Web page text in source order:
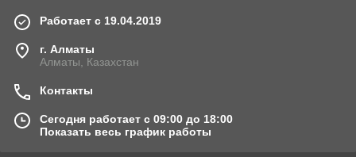
Работает с 19.04.2019
г. Алматы
Алматы, Казахстан
Контакты
Сегодня работает с 09:00 до 18:00
Показать весь график работы